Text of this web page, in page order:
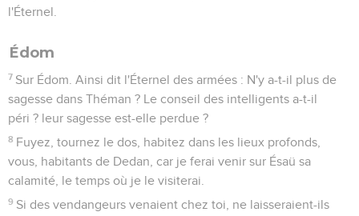
l'Éternel.
Édom
7 Sur Édom. Ainsi dit l'Éternel des armées : N'y a-t-il plus de
sagesse dans Théman ? Le conseil des intelligents a-t-il
péri ? leur sagesse est-elle perdue ?
8 Fuyez, tournez le dos, habitez dans les lieux profonds,
vous, habitants de Dedan, car je ferai venir sur Ésaü sa
calamité, le temps où je le visiterai.
9 Si des vendangeurs venaient chez toi, ne laisseraient-ils